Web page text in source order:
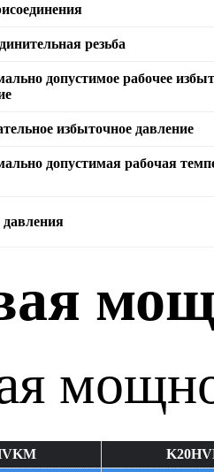
резьба
допустимое рабочее
избыточное давление
допустимая рабочая